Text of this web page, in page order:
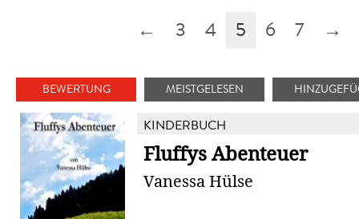
← 3 4 5 6 7 →
BEWERTUNG MEISTGELESEN
KINDERBUCH
Fluffys Abenteuer
Vanessa Hülse